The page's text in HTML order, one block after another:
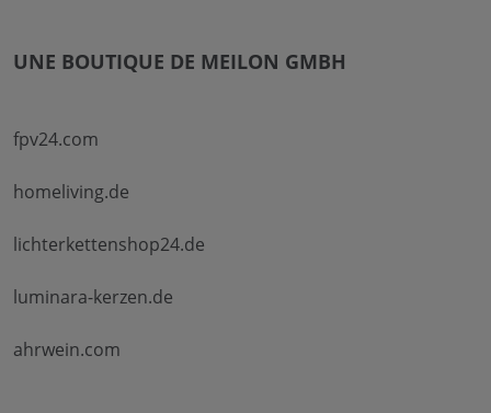
UNE BOUTIQUE DE MEILON GMBH
fpv24.com
homeliving.de
lichterkettenshop24.de
luminara-kerzen.de
ahrwein.com